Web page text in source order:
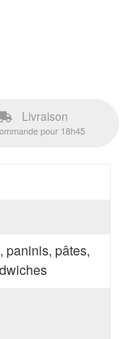
Livraison
pour 18h45
paninis, pâtes,